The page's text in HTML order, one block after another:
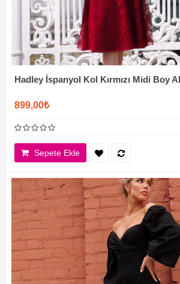
Hadley İspanyol Kol Kırmızı Midi Boy
899,00₺
Sepete Ekle